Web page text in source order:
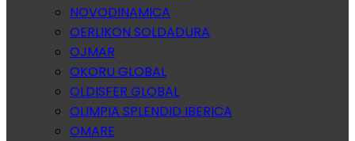
NOVODINAMICA
OERLIKON SOLDADURA
OJMAR
OKORU GLOBAL
OLDISFER GLOBAL
OLIMPIA SPLENDID IBERICA
OMARE